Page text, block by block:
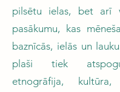
pilsētu ielas, bet arī
pasākumu, kas
baznīcās, ielās un
plaši tiek
etnogrāfija,